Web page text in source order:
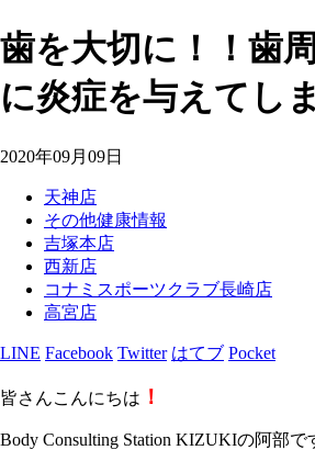
歯を大切に！！歯
に炎症を与えてし
2020年09月09日
天神店
その他健康情報
吉塚本店
西新店
コナミスポーツクラブ長崎店
高宮店
LINE Facebook Twitter はてブ Pocket
皆さんこんにちは ！
Body Consulting Station KIZUKIの阿部で